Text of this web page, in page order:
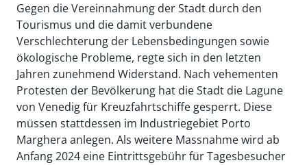
Gegen die Vereinnahmung der Stadt durch den
Tourismus und die damit verbundene
Verschlechterung der Lebensbedingungen sowie
ökologische Probleme, regte sich in den letzten
Jahren zunehmend Widerstand. Nach vehementen
Protesten der Bevölkerung hat die Stadt die Lagune
von Venedig für Kreuzfahrtschiffe gesperrt. Diese
müssen stattdessen im Industriegebiet Porto
Marghera anlegen. Als weitere Massnahme wird ab
Anfang 2024 eine Eintrittsgebühr für Tagesbesucher